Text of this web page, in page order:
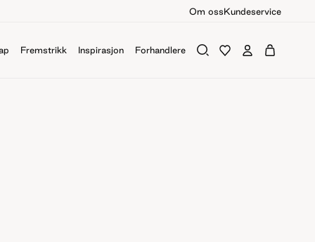
Om ossKundeservice
Fremstrikk Inspirasjon Forhandlere